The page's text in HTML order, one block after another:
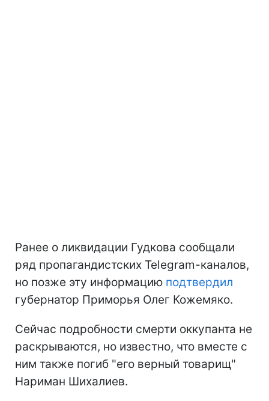
Ранее о ликвидации Гудкова сообщали
ряд пропагандистских Telegram-каналов,
но позже эту информацию подтвердил
губернатор Приморья Олег Кожемяко.
Сейчас подробности смерти оккупанта не
раскрываются, но известно, что вместе с
ним также погиб "его верный товарищ"
Нариман Шихалиев.